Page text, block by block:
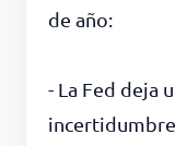
de año:
- La Fed deja